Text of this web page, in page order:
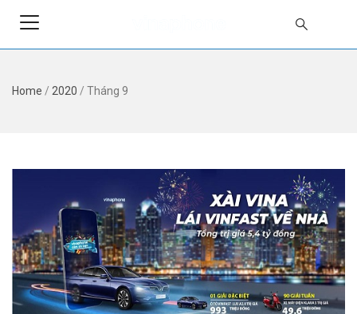
Home / 2020 / Tháng 9